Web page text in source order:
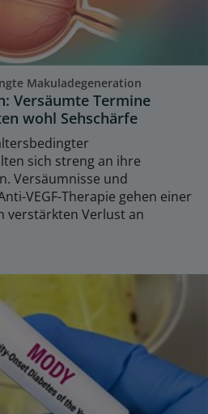
Makuladegeneration
Versäumte Termine
wohl Sehschärfe
sich streng an ihre
Versäumnisse und
VEGF-Therapie gehen einer
verstärkten Verlust an